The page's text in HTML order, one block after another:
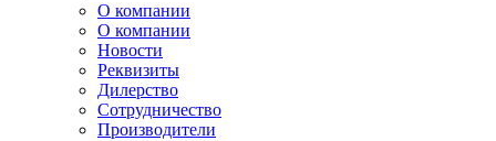
О компании
О компании
Новости
Реквизиты
Дилерство
Сотрудничество
Производители